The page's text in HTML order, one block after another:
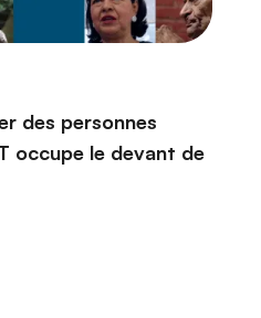
des personnes
occupe le devant de